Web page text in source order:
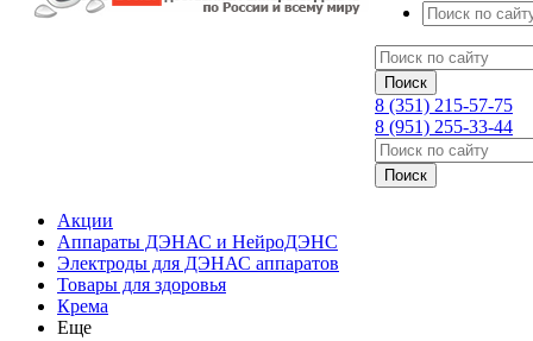
8 (351) 215-57-75
8 (951) 255-33-44
Акции
Аппараты ДЭНАС и НейроДЭНС
Электроды для ДЭНАС аппаратов
Товары для здоровья
Крема
Еще